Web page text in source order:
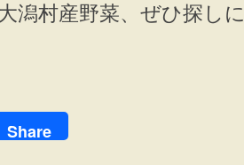
潟村産野菜、ぜひ探し
Share